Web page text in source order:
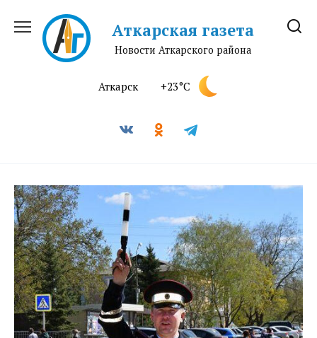
содержанию
Аткарская газета
Новости Аткарского района
Аткарск +23°C